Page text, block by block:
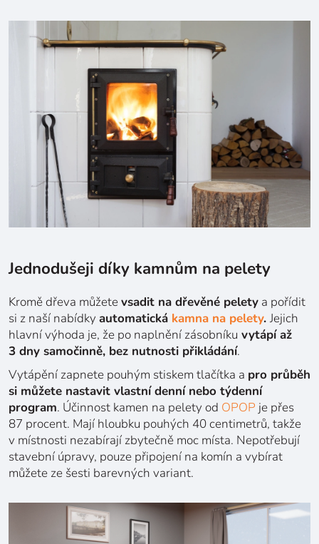
Jednodušeji díky kamnům na pelety
Kromě dřeva můžetevsadit na dřevěné pelety a pořídit
si z naší nabídky automatická kamna na pelety. Jejich
hlavní výhoda je, že po naplnění zásobníku vytápí až
3 dny samočinně, bez nutnosti přikládání.
Vytápění zapnete pouhým stiskem tlačítka a pro průběh
si můžete nastavit vlastní denní nebo týdenní
program. Účinnost kamen na pelety od OPOP je přes
87 procent. Mají hloubku pouhých 40 centimetrů, takže
v místnosti nezabírají zbytečně moc místa. Nepotřebují
stavební úpravy, pouze připojení na komín a vybírat
můžete ze šesti barevných variant.